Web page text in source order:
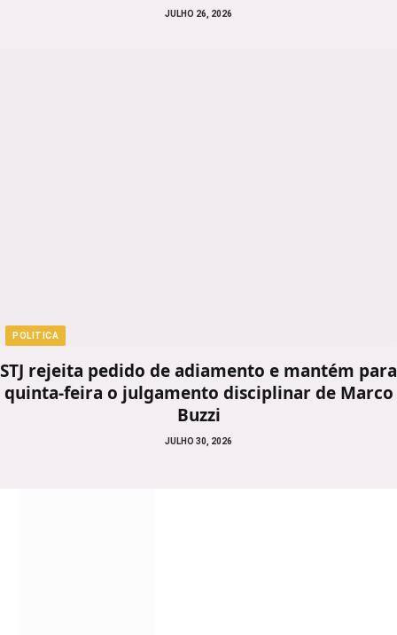
JULHO 26, 2026
POLITICA
STJ rejeita pedido de adiamento e mantém para
quinta-feira o julgamento disciplinar de Marco
Buzzi
JULHO 30, 2026